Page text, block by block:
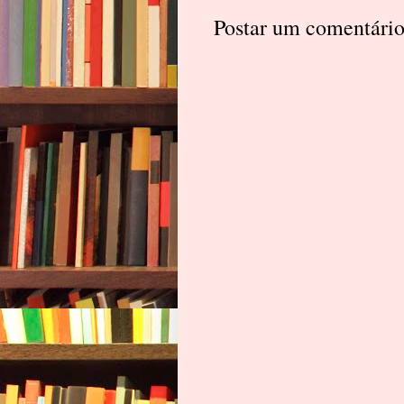
Postar um comentário